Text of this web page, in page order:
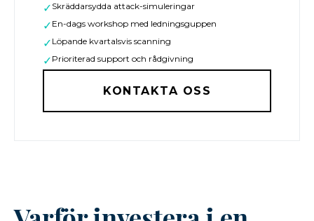
✓ Skräddarsydda attack-simuleringar
✓ En-dags workshop med ledningsguppen
✓ Löpande kvartalsvis scanning
✓ Prioriterad support och rådgivning
KONTAKTA OSS